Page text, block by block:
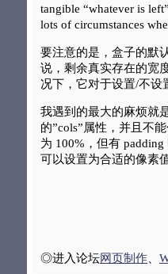
tangible “whatever is
lots of circumstances
要注意的是，盒子的默
说，剩余真实存在的宽
况下，它对于设置/不设
我遇到的最大的麻烦就
的”cols”属性，并且不
为 100%，但有
可以设置为合适的像素
◎进入论坛网页制作